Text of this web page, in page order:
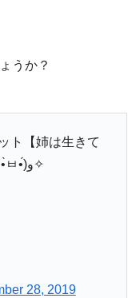
うか？
ト【姉は生きて
いる】のostなんだけど良いね(๑•̀ㅂ•́)و✧
28, 2019